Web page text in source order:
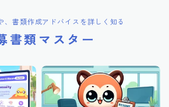
、書類作成アドバイスを詳しく知る
書類マスター